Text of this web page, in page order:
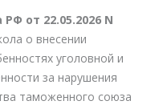
от 22.05.2026 N
о внесении
уголовной и
за нарушения
таможенного союза